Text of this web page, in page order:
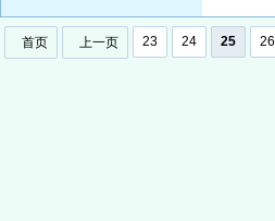
首页 上一页 23 24 25 26